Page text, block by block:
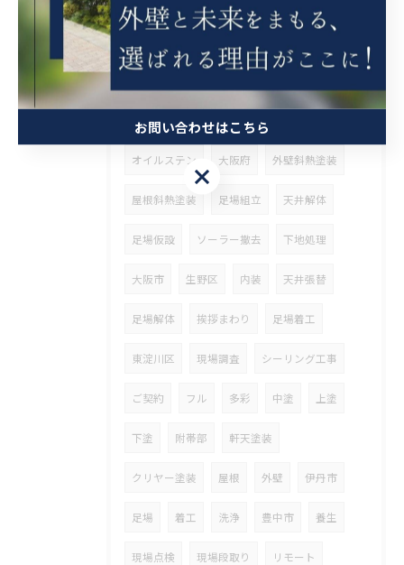
ベランダ防水 兵庫県
オイルステン 大阪府 外壁斜熱塗装
屋根斜熱塗装 足場組立 天井解体
足場仮設 ソーラー撤去 下地処理
大阪市 生野区 内装 天井張替
足場解体 挨拶まわり 足場着工
東淀川区 現場調査 シーリング工事
ご契約 フル 多彩 中塗 上塗
下塗 附帯部 軒天塗装
クリヤー塗装 屋根 外壁 伊丹市
足場 着工 洗浄 豊中市 養生
現場点検 現場段取り リモート
お問い合わせはこちら
お問い合わせはこちら